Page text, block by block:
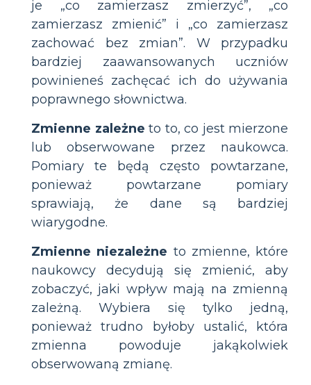
je „co zamierzasz zmierzyć”, „co
zamierzasz zmienić” i „co zamierzasz
zachować bez zmian”. W przypadku
bardziej zaawansowanych uczniów
powinieneś zachęcać ich do używania
poprawnego słownictwa.
Zmienne zależne to to, co jest mierzone
lub obserwowane przez naukowca.
Pomiary te będą często powtarzane,
ponieważ powtarzane pomiary
sprawiają, że dane są bardziej
wiarygodne.
Zmienne niezależne to zmienne, które
naukowcy decydują się zmienić, aby
zobaczyć, jaki wpływ mają na zmienną
zależną. Wybiera się tylko jedną,
ponieważ trudno byłoby ustalić, która
zmienna powoduje jakąkolwiek
obserwowaną zmianę.